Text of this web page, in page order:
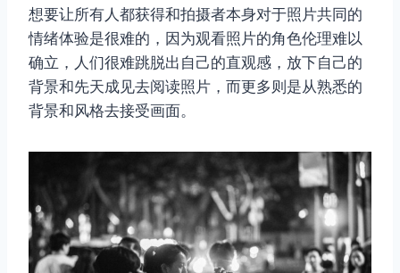
想要让所有人都获得和拍摄者本身对于照片共同的
情绪体验是很难的，因为观看照片的角色伦理难以
确立，人们很难跳脱出自己的直观感，放下自己的
背景和先天成见去阅读照片，而更多则是从熟悉的
背景和风格去接受画面。